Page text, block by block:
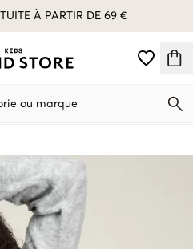
À PARTIR DE 69 €
ou marque